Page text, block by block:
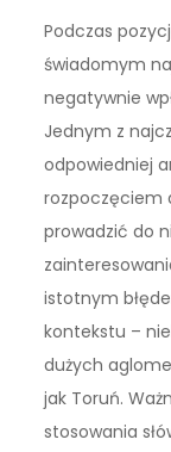
Podczas
świadomym
negatywnie
Jednym z
odpowiedniej
rozpoczęciem
prowadzić do
istotnym
kontekstu –
dużych
jak Toruń.
stosowania